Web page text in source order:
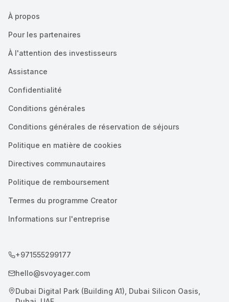
À propos
Pour les partenaires
À l'attention des investisseurs
Assistance
Confidentialité
Conditions générales
Conditions générales de réservation de séjours
Politique en matière de cookies
Directives communautaires
Politique de remboursement
Termes du programme Creator
Informations sur l'entreprise
+971555299177
hello@svoyager.com
Dubai Digital Park (Building A1), Dubai Silicon Oasis,